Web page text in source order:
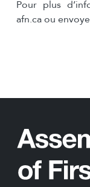
Pour plus
afn.ca ou